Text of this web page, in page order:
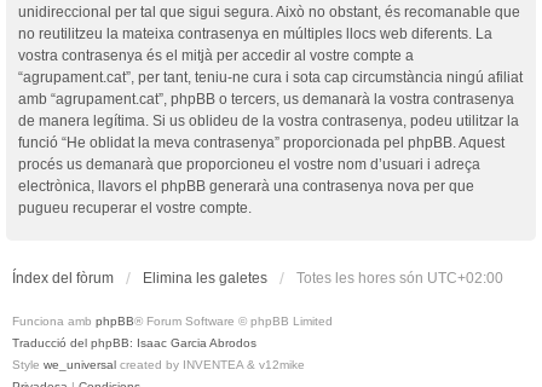
unidireccional per tal que sigui segura. Això no obstant, és recomanable que
no reutilitzeu la mateixa contrasenya en múltiples llocs web diferents. La
vostra contrasenya és el mitjà per accedir al vostre compte a
“agrupament.cat”, per tant, teniu-ne cura i sota cap circumstància ningú afiliat
amb “agrupament.cat”, phpBB o tercers, us demanarà la vostra contrasenya
de manera legítima. Si us oblideu de la vostra contrasenya, podeu utilitzar la
funció “He oblidat la meva contrasenya” proporcionada pel phpBB. Aquest
procés us demanarà que proporcioneu el vostre nom d’usuari i adreça
electrònica, llavors el phpBB generarà una contrasenya nova per que
pugueu recuperar el vostre compte.
Índex del fòrum Elimina les galetes Totes les hores són UTC+02:00
Funciona amb phpBB® Forum Software © phpBB Limited
Traducció del phpBB: Isaac Garcia Abrodos
Style we_universal created by INVENTEA & v12mike